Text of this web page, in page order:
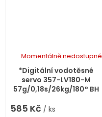
*Digitální vodotěsné
servo 357-LV180-M
57g/0,18s/26kg/180° BH
Momentálně nedostupné
585 Kč / ks